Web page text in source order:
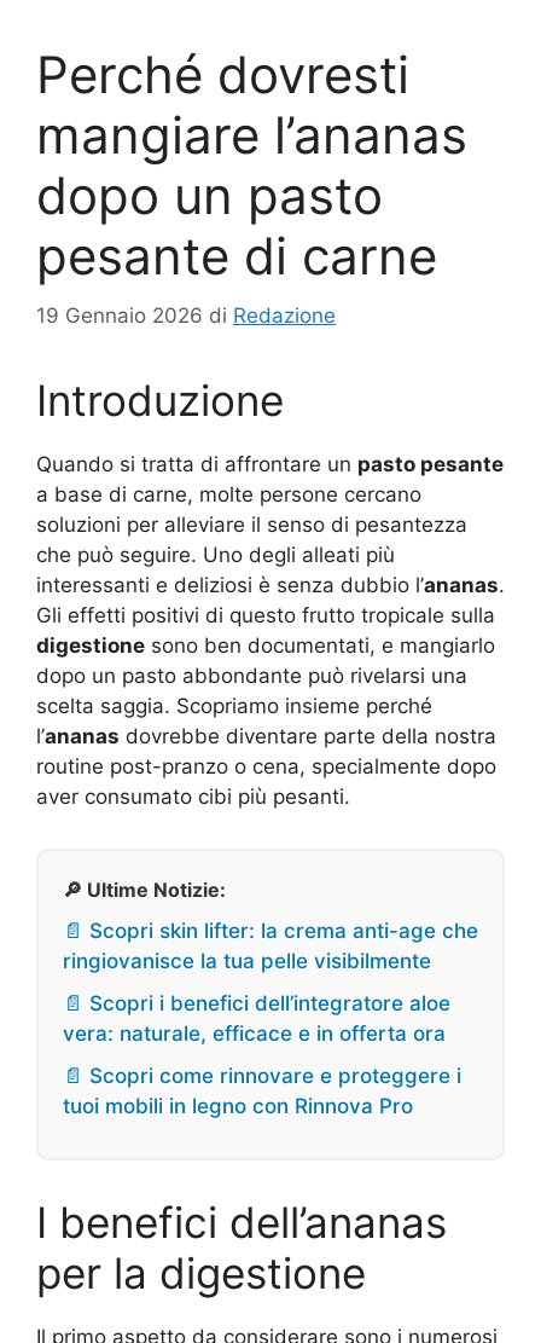
Perché dovresti
mangiare l’ananas
dopo un pasto
pesante di carne
19 Gennaio 2026 di Redazione
Introduzione
Quando si tratta di affrontare un pasto pesante
a base di carne, molte persone cercano
soluzioni per alleviare il senso di pesantezza
che può seguire. Uno degli alleati più
interessanti e deliziosi è senza dubbio l’ananas.
Gli effetti positivi di questo frutto tropicale sulla
digestione sono ben documentati, e mangiarlo
dopo un pasto abbondante può rivelarsi una
scelta saggia. Scopriamo insieme perché
l’ananas dovrebbe diventare parte della nostra
routine post-pranzo o cena, specialmente dopo
aver consumato cibi più pesanti.
🔎 Ultime Notizie:
📄 Scopri skin lifter: la crema anti-age che
ringiovanisce la tua pelle visibilmente
📄 Scopri i benefici dell’integratore aloe
vera: naturale, efficace e in offerta ora
📄 Scopri come rinnovare e proteggere i
tuoi mobili in legno con Rinnova Pro
I benefici dell’ananas
per la digestione
Il primo aspetto da considerare sono i numerosi